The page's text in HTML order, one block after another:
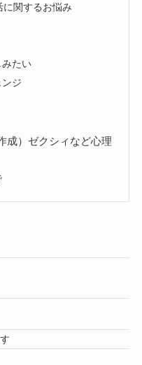
関するお悩み
みたい
ジ
成）ゼクシィなど心理